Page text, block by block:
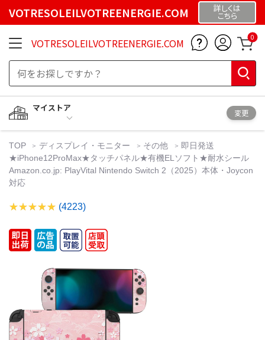
VOTRESOLEILVOTREENERGIE.COM 詳しくは
こちら
VOTRESOLEILVOTREENERGIE.COM 0
マイストア
変更
TOP ディスプレイ・モニター その他
即日発送
★iPhone12ProMax★タッチパネル★有機ELソフト★耐水シール
Amazon.co.jp: PlayVital Nintendo Switch 2（2025）本体・Joycon
対応
(4223)